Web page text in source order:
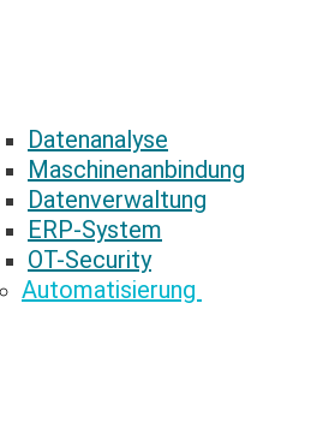
Datenanalyse
Maschinenanbindung
Datenverwaltung
ERP-System
OT-Security
Automatisierung